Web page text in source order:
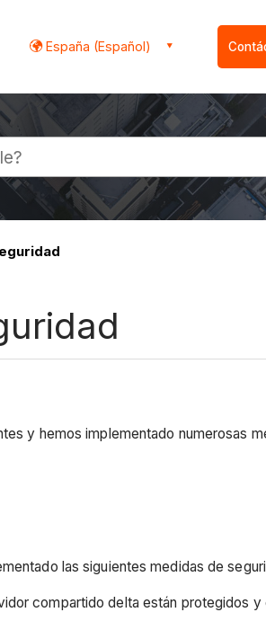
España (Español)
y hemos implementado numerosas
las siguientes medidas de
compartido delta están protegidos